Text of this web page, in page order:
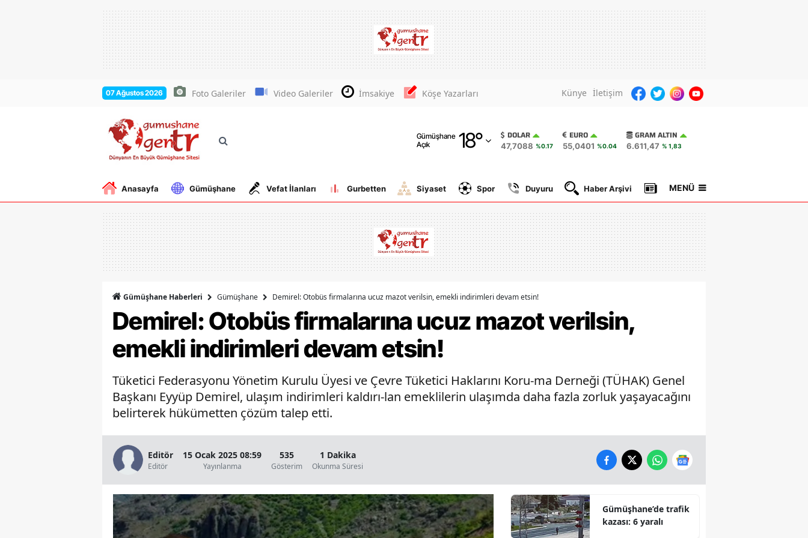
07 Ağustos 2026 Foto Galeriler Video Galeriler İmsakiye Köşe Yazarları Künye İletişim
Gümüşhane
Açık
18°
Adana
Adıyaman
Amasya
Antalya
Aydın
Balıkesir
Bitlis
Bolu
Burdur
Bursa
Denizli
Diyarbakır
DOLAR
47,7088 %0.17
EURO
55,0401 %0.04
GRAM ALTIN
6.611,47 % 1,83
Anasayfa Gümüşhane Vefat İlanları Gurbetten Siyaset Spor Duyuru Haber Arşivi Gazete Manşetleri
MENÜ
Gümüşhane Haberleri Gümüşhane Demirel: Otobüs firmalarına ucuz mazot verilsin, emekli indirimleri devam etsin!
Demirel: Otobüs firmalarına ucuz mazot verilsin,
emekli indirimleri devam etsin!
Tüketici Federasyonu Yönetim Kurulu Üyesi ve Çevre Tüketici Haklarını Koru-ma Derneği (TÜHAK) Genel
Başkanı Eyyüp Demirel, ulaşım indirimleri kaldırı-lan emeklilerin ulaşımda daha fazla zorluk yaşayacağını
belirterek hükümetten çözüm talep etti.
Editör
Editör
15 Ocak 2025 08:59
Yayınlanma
535
Gösterim
1 Dakika
Okunma Süresi
Gümüşhane’de trafik
kazası: 6 yaralı